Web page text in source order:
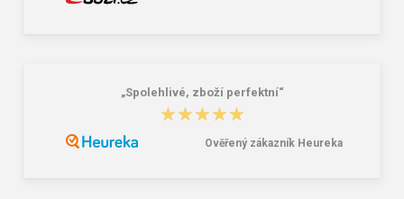
„Spolehlivé, zboží perfektní“
★★★★★
★★★★★
Ověřený zákazník Heureka